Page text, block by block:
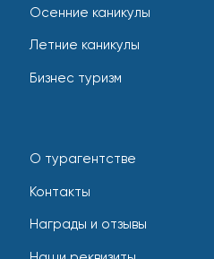
Осенние каникулы
Летние каникулы
Бизнес туризм
О турагентстве
Контакты
Награды и отзывы